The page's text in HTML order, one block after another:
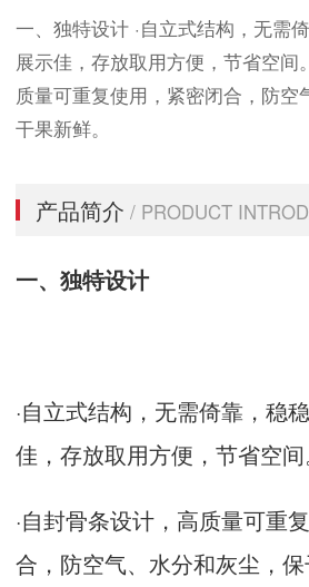
一、独特设计 ·自立式结构，无需
展示佳，存放取用方便，节省空间
质量可重复使用，紧密闭合，防空
干果新鲜。
产品简介/ PRODUCT
一、独特设计
·自立式结构，无需倚靠，稳
佳，存放取用方便，节省空间
·自封骨条设计，高质量可重
合，防空气、水分和灰尘，保